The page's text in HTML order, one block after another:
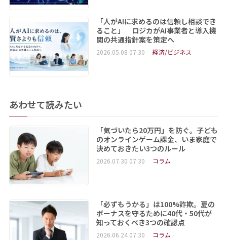
「人がAIに求めるのは信頼し相談でき
ること」 ロジカがAI事業者と導入機
関の共通指針案を策定へ
2026.05.08 07:30 経済/ビジネス
あわせて読みたい
「気づいたら20万円」を防ぐ。子ども
のオンラインゲーム課金、いま家庭で
決めておきたい3つのルール
2026.07.30 07:30 コラム
「必ずもうかる」は100%詐欺。夏の
ボーナスを守るために40代・50代が
知っておくべき3つの確認点
2026.06.24 07:30 コラム